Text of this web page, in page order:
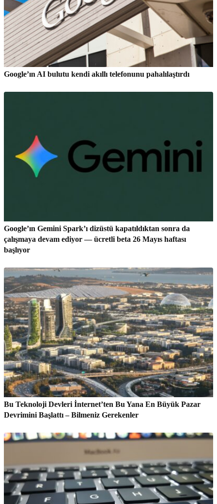
Google’ın AI bulutu kendi akıllı telefonunu pahalılaştırdı
Google’ın Gemini Spark’ı dizüstü kapatıldıktan sonra da
çalışmaya devam ediyor — ücretli beta 26 Mayıs haftası
başlıyor
Bu Teknoloji Devleri İnternet’ten Bu Yana En Büyük Pazar
Devrimini Başlattı – Bilmeniz Gerekenler